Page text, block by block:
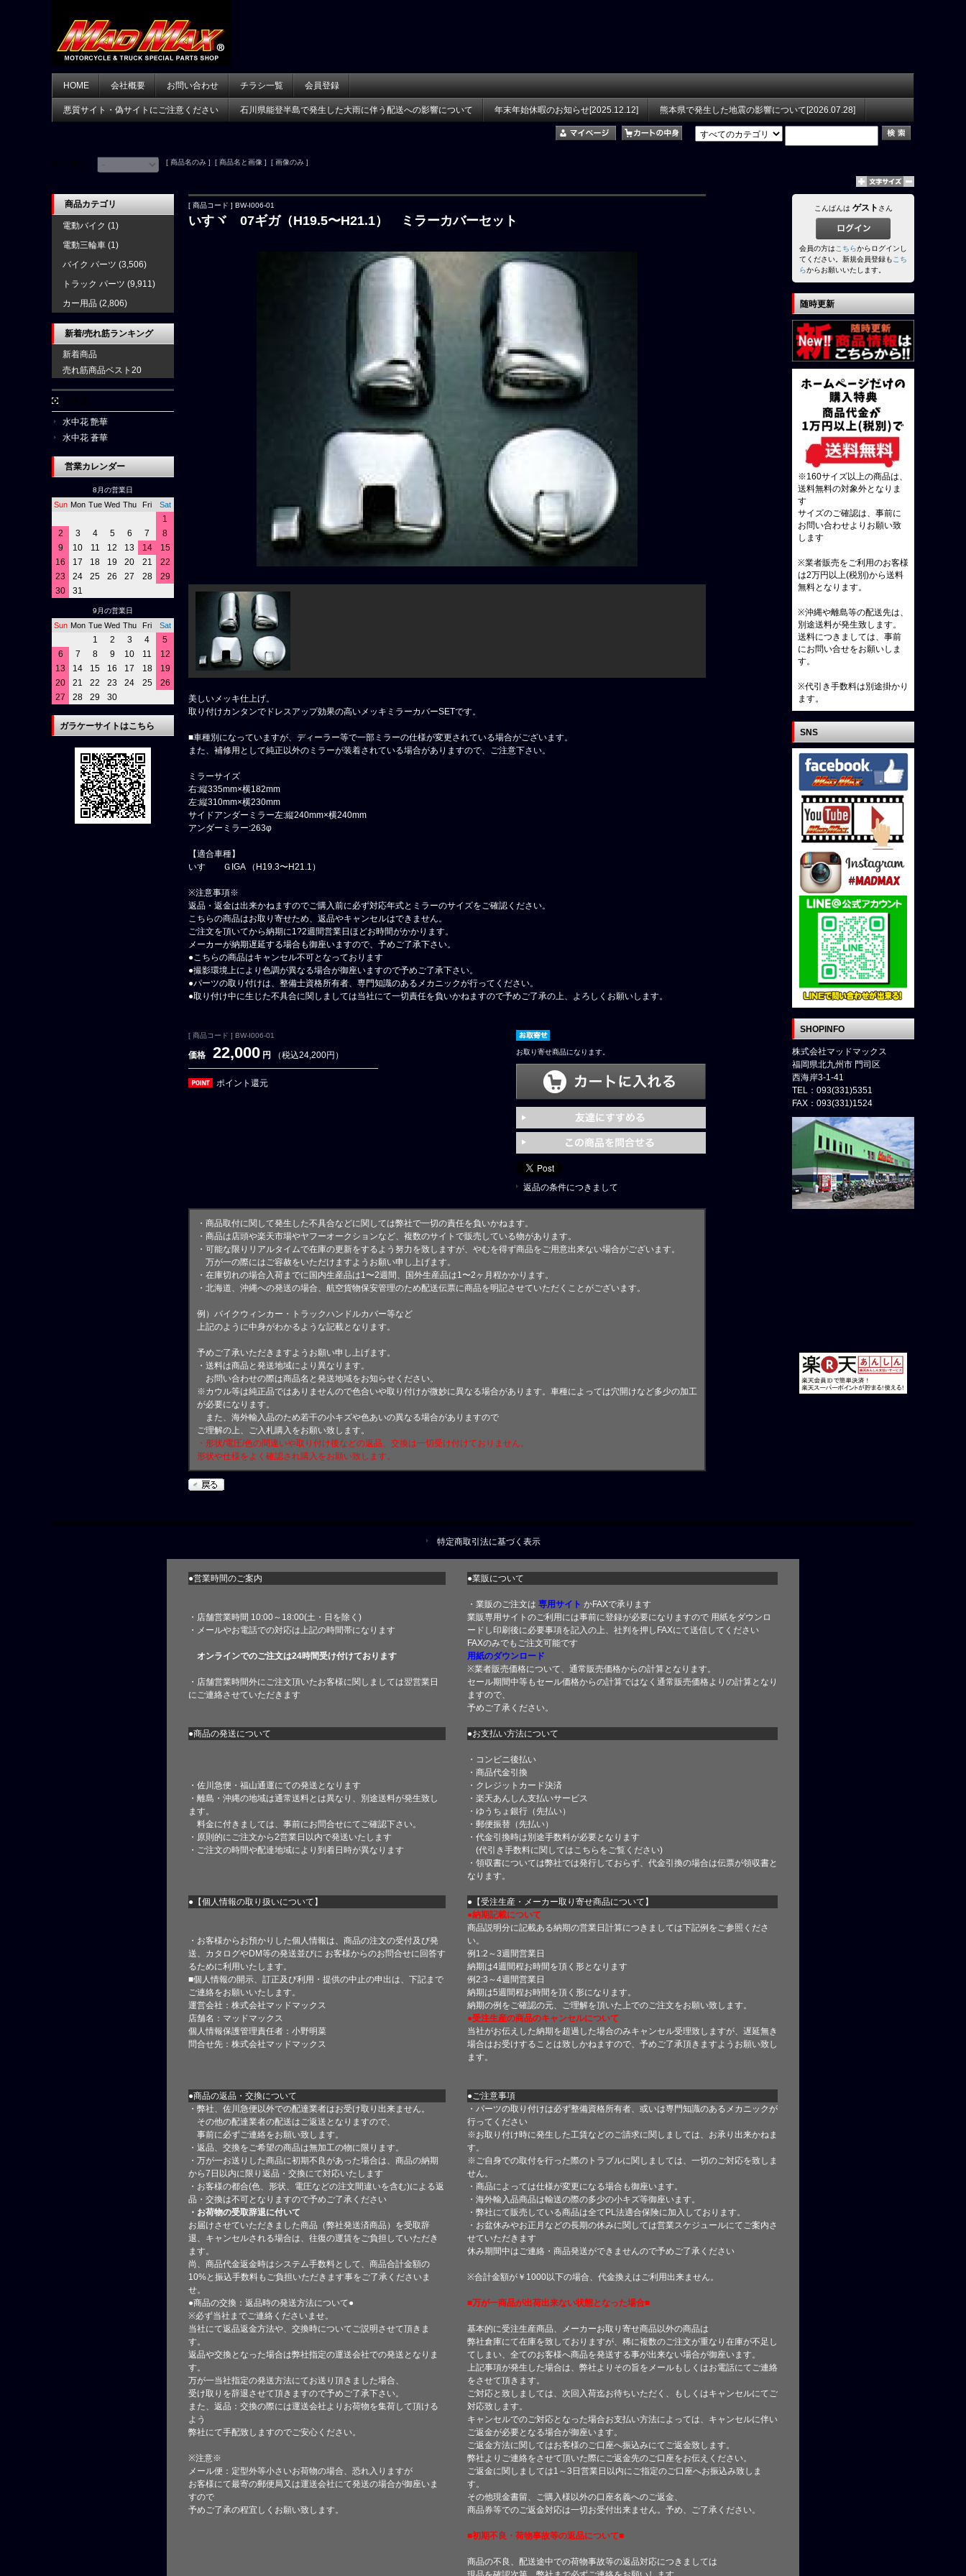
HOME 会社概要 お問い合わせ チラシ一覧 会員登録
悪質サイト・偽サイトにご注意ください 石川県能登半島で発生した大雨に伴う配送への影響について 年末年始休暇のお知らせ[2025.12.12] 熊本県で発生した地震の影響について[2026.07.28]
[ 商品名のみ ] [ 商品名と画像 ] [ 画像のみ ]
[ 商品コード ] BW-I006-01
いすヾ 07ギガ（H19.5〜H21.1） ミラーカバーセット
美しいメッキ仕上げ。
取り付けカンタンでドレスアップ効果の高いメッキミラーカバーSETです。
■車種別になっていますが、ディーラー等で一部ミラーの仕様が変更されている場合がございます。
また、補修用として純正以外のミラーが装着されている場合がありますので、ご注意下さい。
ミラーサイズ
右:縦335mm×横182mm
左:縦310mm×横230mm
サイドアンダーミラー左:縦240mm×横240mm
アンダーミラー:263φ
【適合車種】
いすゞ ＧIGA （H19.3〜H21.1）
※注意事項※
返品・返金は出来かねますのでご購入前に必ず対応年式とミラーのサイズをご確認ください。
こちらの商品はお取り寄せため、返品やキャンセルはできません。
ご注文を頂いてから納期に1?2週間営業日ほどお時間がかかります。
メーカーが納期遅延する場合も御座いますので、予めご了承下さい。
●こちらの商品はキャンセル不可となっております
●撮影環境上により色調が異なる場合が御座いますので予めご了承下さい。
●パーツの取り付けは、整備士資格所有者、専門知識のあるメカニックが行ってください。
●取り付け中に生じた不具合に関しましては当社にて一切責任を負いかねますので予めご了承の上、よろしくお願いします。
[ 商品コード ] BW-I006-01
価格 22,000 円 （税込24,200円）
ポイント還元
お取り寄せ商品になります。
返品の条件につきまして
・商品取付に関して発生した不具合などに関しては弊社で一切の責任を負いかねます。
・商品は店頭や楽天市場やヤフーオークションなど、複数のサイトで販売している物があります。
・可能な限りリアルタイムで在庫の更新をするよう努力を致しますが、やむを得ず商品をご用意出来ない場合がございます。
万が一の際にはご容赦をいただけますようお願い申し上げます。
・在庫切れの場合入荷までに国内生産品は1〜2週間、国外生産品は1〜2ヶ月程かかります。
・北海道、沖縄への発送の場合、航空貨物保安管理のため配送伝票に商品を明記させていただくことがございます。
例）バイクウィンカー・トラックハンドルカバー等など
上記のように中身がわかるような記載となります。
予めご了承いただきますようお願い申し上げます。
・送料は商品と発送地域により異なります。
お問い合わせの際は商品名と発送地域をお知らせください。
※カウル等は純正品ではありませんので色合いや取り付けが微妙に異なる場合があります。車種によっては穴開けなど多少の加工
が必要になります。
また、海外輸入品のため若干の小キズや色あいの異なる場合がありますので
ご理解の上、ご入札購入をお願い致します。
・形状/電圧/色の間違いや取り付け後などの返品、交換は一切受け付けておりません。
形状や仕様をよく確認され購入をお願い致します。
商品カテゴリ
電動バイク (1)
電動三輪車 (1)
バイク パーツ (3,506)
トラック パーツ (9,911)
カー用品 (2,806)
新着/売れ筋ランキング
新着商品
売れ筋商品ベスト20
水中花 艶華
水中花 蒼華
営業カレンダー
8月の営業日
Sun Mon Tue Wed Thu Fri Sat
1
2
3 4 5 6 7
8
9
10 11 12 13 14
15
16
17 18 19 20 21
22
23
24 25 26 27 28
29
30
31
9月の営業日
Sun Mon Tue Wed Thu Fri Sat
1 2 3 4
5
6
7 8 9 10 11
12
13
14 15 16 17 18
19
20
21 22 23 24 25
26
27
28 29 30
ガラケーサイトはこちら
こんばんは ゲスト さん
会員の方はこちらからログインし
てください。新規会員登録もこち
らからお願いいたします。
随時更新
※160サイズ以上の商品は、
送料無料の対象外となりま
す
サイズのご確認は、事前に
お問い合わせよりお願い致
します
※業者販売をご利用のお客様
は2万円以上(税別)から送料
無料となります。
※沖縄や離島等の配送先は、
別途送料が発生致します。
送料につきましては、事前
にお問い合せをお願いしま
す。
※代引き手数料は別途掛かり
ます。
SNS
SHOPINFO
株式会社マッドマックス
福岡県北九州市 門司区
西海岸3-1-41
TEL：093(331)5351
FAX：093(331)1524
特定商取引法に基づく表示
●営業時間のご案内 ●業販について
・店舗営業時間 10:00～18:00(土・日を除く)
・メールやお電話での対応は上記の時間帯になります
オンラインでのご注文は24時間受け付けております
・店舗営業時間外にご注文頂いたお客様に関しましては翌営業日
にご連絡させていただきます
・業販のご注文は 専用サイト かFAXで承ります
業販専用サイトのご利用には事前に登録が必要になりますので 用紙をダウンロ
ードし印刷後に必要事項を記入の上、社判を押しFAXにて送信してください
FAXのみでもご注文可能です
用紙のダウンロード
※業者販売価格について、通常販売価格からの計算となります。
セール期間中等もセール価格からの計算ではなく通常販売価格よりの計算となり
ますので、
予めご了承ください。
●商品の発送について ●お支払い方法について
・佐川急便・福山通運にての発送となります
・離島・沖縄の地域は通常送料とは異なり、別途送料が発生致し
ます。
料金に付きましては、事前にお問合せにてご確認下さい。
・原則的にご注文から2営業日以内で発送いたします
・ご注文の時間や配達地域により到着日時が異なります
・コンビニ後払い
・商品代金引換
・クレジットカード決済
・楽天あんしん支払いサービス
・ゆうちょ銀行（先払い）
・郵便振替（先払い）
・代金引換時は別途手数料が必要となります
(代引き手数料に関しては こちら をご覧ください)
・領収書については弊社では発行しておらず、代金引換の場合は伝票が領収書と
なります。
●【個人情報の取り扱いについて】 ●【受注生産・メーカー取り寄せ商品について】
・お客様からお預かりした個人情報は、商品の注文の受付及び発
送、カタログやDM等の発送並びに お客様からのお問合せに回答す
るために利用いたします。
■個人情報の開示、訂正及び利用・提供の中止の申出は、下記まで
ご連絡をお願いいたします。
運営会社：株式会社マッドマックス
店舗名：マッドマックス
個人情報保護管理責任者：小野明菜
問合せ先：株式会社マッドマックス
●納期記載について
商品説明分に記載ある納期の営業日計算につきましては下記例をご参照くださ
い。
例1:2～3週間営業日
納期は4週間程お時間を頂く形となります
例2:3～4週間営業日
納期は5週間程お時間を頂く形になります。
納期の例をご確認の元、ご理解を頂いた上でのご注文をお願い致します。
●受注生産の商品のキャンセルについて
当社がお伝えした納期を超過した場合のみキャンセル受理致しますが、遅延無き
場合はお受けすることは致しかねますので、予めご了承頂きますようお願い致し
ます。
●商品の返品・交換について
●ご注意事項
・弊社、佐川急便以外での配達業者はお受け取り出来ません。
その他の配達業者の配送はご返送となりますので、
事前に必ずご連絡をお願い致します。
・返品、交換をご希望の商品は無加工の物に限ります。
・万が一お送りした商品に初期不良があった場合は、商品の納期
から7日以内に限り返品・交換にて対応いたします
・お客様の都合(色、形状、電圧などの注文間違いを含む)による返
品・交換は不可となりますので予めご了承ください
・お荷物の受取辞退に付いて
お届けさせていただきました商品（弊社発送済商品）を受取辞
退、キャンセルされる場合は、往復の運賃をご負担していただき
ます。
尚、商品代金返金時はシステム手数料として、商品合計金額の
10%と振込手数料もご負担いただきます事をご了承くださいま
せ。
●商品の交換：返品時の発送方法について●
※必ず当社までご連絡くださいませ。
当社にて返品返金方法や、交換時についてご説明させて頂きま
す。
返品や交換となった場合は弊社指定の運送会社での発送となりま
す。
万が一当社指定の発送方法にてお送り頂きました場合、
受け取りを辞退させて頂きますので予めご了承下さい。
また、返品：交換の際には運送会社よりお荷物を集荷して頂ける
よう
弊社にて手配致しますのでご安心ください。
※注意※
メール便：定型外等小さいお荷物の場合、恐れ入りますが
お客様にて最寄の郵便局又は運送会社にて発送の場合が御座いま
すので
予めご了承の程宜しくお願い致します。
・パーツの取り付けは必ず整備資格所有者、或いは専門知識のあるメカニックが
行ってください
※お取り付け時に発生した工賃などのご請求に関しましては、お承り出来かねま
す。
※ご自身での取付を行った際のトラブルに関しましては、一切のご対応を致しま
せん。
・商品によっては仕様が変更になる場合も御座います。
・海外輸入品商品は輸送の際の多少の小キズ等御座います。
・弊社にて販売している商品は全てPL法適合保険に加入しております。
・お盆休みやお正月などの長期の休みに関しては営業スケジュールにてご案内さ
せていただきます
休み期間中はご連絡・商品発送ができませんので予めご了承ください
※合計金額が￥1000以下の場合、代金換えはご利用出来ません。
■万が一商品が出荷出来ない状態となった場合■
基本的に受注生産商品、メーカーお取り寄せ商品以外の商品は
弊社倉庫にて在庫を致しておりますが、稀に複数のご注文が重なり在庫が不足し
てしまい、全てのお客様へ商品を発送する事が出来ない場合が御座います。
上記事項が発生した場合は、弊社よりその旨をメールもしくはお電話にてご連絡
をさせて頂きます。
ご対応と致しましては、次回入荷迄お待ちいただく、もしくはキャンセルにてご
対応致します。
キャンセルでのご対応となった場合お支払い方法によっては、キャンセルに伴い
ご返金が必要となる場合が御座います。
ご返金方法に関してはお客様のご口座へ振込みにてご返金致します。
弊社よりご連絡をさせて頂いた際にご返金先のご口座をお伝えください。
ご返金に関しましては1～3日営業日以内にご指定のご口座へお振込み致しま
す。
その他現金書留、ご購入様以外の口座名義へのご返金、
商品券等でのご返金対応は一切お受付出来ません。予め、ご了承ください。
■初期不良・荷物事故等の返品について■
商品の不良、配送途中での荷物事故等の返品対応につきましては